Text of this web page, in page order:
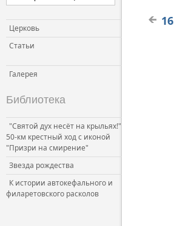
Церковь
Церковь
Статьи
Галерея
Библиотека
"Святой дух несёт на крыльях!"
50-км крестный ход с иконой
"Призри на смирение"
Звезда рождества
К истории автокефального и
филаретовского расколов